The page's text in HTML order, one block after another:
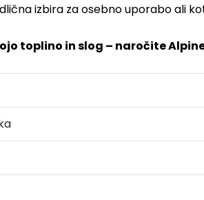
izbira za osebno uporabo ali
toplino in slog – naročite